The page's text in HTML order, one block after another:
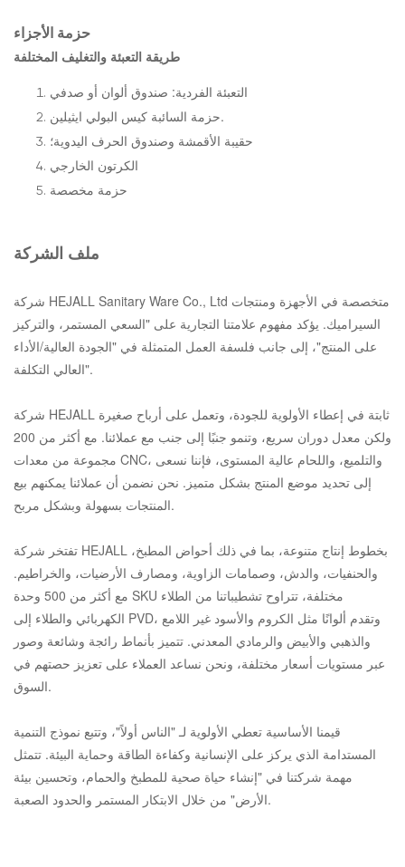
حزمة الأجزاء
طريقة التعبئة والتغليف المختلفة
التعبئة الفردية: صندوق ألوان أو صدفي
حزمة السائبة كيس البولي ايثيلين.
حقيبة الأقمشة وصندوق الحرف اليدوية؛
الكرتون الخارجي
حزمة مخصصة
ملف الشركة
شركة HEJALL Sanitary Ware Co., Ltd متخصصة في الأجهزة ومنتجات
السيراميك. يؤكد مفهوم علامتنا التجارية على "السعي المستمر، والتركيز
على المنتج"، إلى جانب فلسفة العمل المتمثلة في "الجودة العالية/الأداء
العالي التكلفة".
شركة HEJALL ثابتة في إعطاء الأولوية للجودة، وتعمل على أرباح صغيرة
ولكن معدل دوران سريع، وتنمو جنبًا إلى جنب مع عملائنا. مع أكثر من 200
مجموعة من معدات CNC، والتلميع، واللحام عالية المستوى، فإننا نسعى
إلى تحديد موضع المنتج بشكل متميز. نحن نضمن أن عملائنا يمكنهم بيع
المنتجات بسهولة وبشكل مربح.
تفتخر شركة HEJALL بخطوط إنتاج متنوعة، بما في ذلك أحواض المطبخ،
والحنفيات، والدش، وصمامات الزاوية، ومصارف الأرضيات، والخراطيم.
مع أكثر من 500 وحدة SKU مختلفة، تتراوح تشطيباتنا من الطلاء
الكهربائي والطلاء إلى PVD، وتقدم ألوانًا مثل الكروم والأسود غير اللامع
والذهبي والأبيض والرمادي المعدني. تتميز بأنماط رائجة وشائعة وصور
عبر مستويات أسعار مختلفة، ونحن نساعد العملاء على تعزيز حصتهم في
السوق.
قيمنا الأساسية تعطي الأولوية لـ "الناس أولاً"، وتتبع نموذج التنمية
المستدامة الذي يركز على الإنسانية وكفاءة الطاقة وحماية البيئة. تتمثل
مهمة شركتنا في "إنشاء حياة صحية للمطبخ والحمام، وتحسين بيئة
الأرض" من خلال الابتكار المستمر والحدود الصعبة.